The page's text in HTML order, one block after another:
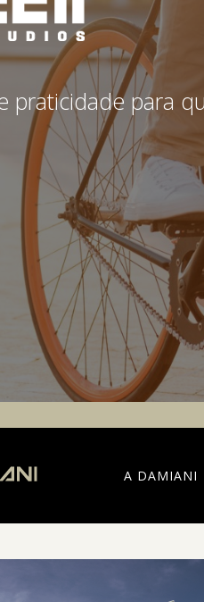
praticidade para
A DAMIANI